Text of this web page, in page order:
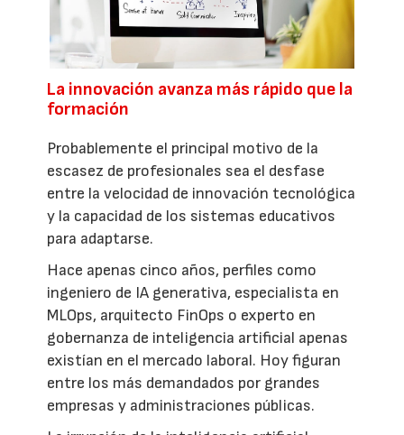
La innovación avanza más rápido que la
formación
Probablemente el principal motivo de la
escasez de profesionales sea el desfase
entre la velocidad de innovación tecnológica
y la capacidad de los sistemas educativos
para adaptarse.
Hace apenas cinco años, perfiles como
ingeniero de IA generativa, especialista en
MLOps, arquitecto FinOps o experto en
gobernanza de inteligencia artificial apenas
existían en el mercado laboral. Hoy figuran
entre los más demandados por grandes
empresas y administraciones públicas.